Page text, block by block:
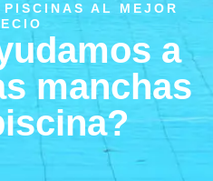
PISCINAS AL MEJOR
a
manchas